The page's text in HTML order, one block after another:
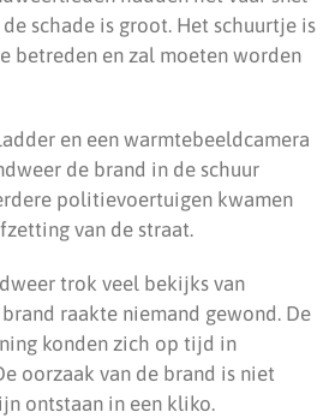
schade is groot. Het schuurtje is
betreden en zal moeten worden
en een warmtebeeldcamera
de brand in de schuur
politievoertuigen kwamen
van de straat.
trok veel bekijks van
raakte niemand gewond. De
konden zich op tijd in
oorzaak van de brand is niet
ontstaan in een kliko.